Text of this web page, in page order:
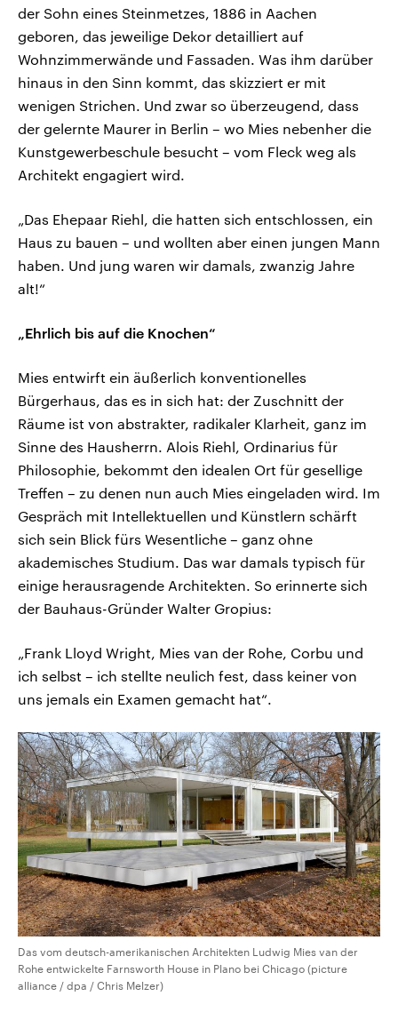
der Sohn eines Steinmetzes, 1886 in Aachen
geboren, das jeweilige Dekor detailliert auf
Wohnzimmerwände und Fassaden. Was ihm darüber
hinaus in den Sinn kommt, das skizziert er mit
wenigen Strichen. Und zwar so überzeugend, dass
der gelernte Maurer in Berlin – wo Mies nebenher die
Kunstgewerbeschule besucht – vom Fleck weg als
Architekt engagiert wird.
„Das Ehepaar Riehl, die hatten sich entschlossen, ein
Haus zu bauen – und wollten aber einen jungen Mann
haben. Und jung waren wir damals, zwanzig Jahre
alt!“
„Ehrlich bis auf die Knochen“
Mies entwirft ein äußerlich konventionelles
Bürgerhaus, das es in sich hat: der Zuschnitt der
Räume ist von abstrakter, radikaler Klarheit, ganz im
Sinne des Hausherrn. Alois Riehl, Ordinarius für
Philosophie, bekommt den idealen Ort für gesellige
Treffen – zu denen nun auch Mies eingeladen wird. Im
Gespräch mit Intellektuellen und Künstlern schärft
sich sein Blick fürs Wesentliche – ganz ohne
akademisches Studium. Das war damals typisch für
einige herausragende Architekten. So erinnerte sich
der Bauhaus-Gründer Walter Gropius:
„Frank Lloyd Wright, Mies van der Rohe, Corbu und
ich selbst – ich stellte neulich fest, dass keiner von
uns jemals ein Examen gemacht hat“.
Das vom deutsch-amerikanischen Architekten Ludwig Mies van der
Rohe entwickelte Farnsworth House in Plano bei Chicago (picture
alliance / dpa / Chris Melzer)